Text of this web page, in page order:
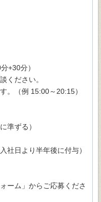
+30分）
ください。
。（例 15:00～20:15）
準ずる）
社日より半年後に付与）
ーム」からご応募くださ